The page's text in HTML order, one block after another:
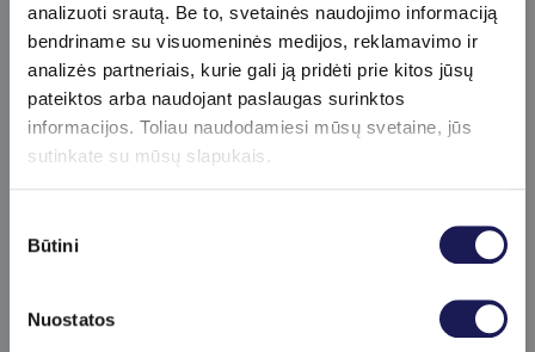
analizuoti srautą. Be to, svetainės naudojimo informaciją
bendriname su visuomeninės medijos, reklamavimo ir
analizės partneriais, kurie gali ją pridėti prie kitos jūsų
pateiktos arba naudojant paslaugas surinktos
informacijos. Toliau naudodamiesi mūsų svetaine, jūs
sutinkate su mūsų slapukais.
pasirinkimas
Būtini
Nuostatos
Prenumeruokite
naujienlaiškį​
Pirmieji gaukite specialius klinikos
pasiūlymus ir sužinokite apie naujienas!